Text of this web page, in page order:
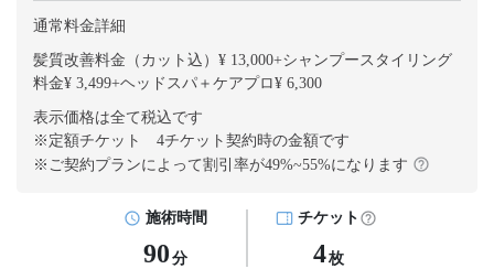
通常料金詳細
髪質改善料金（カット込）¥ 13,000+シャンプースタイリング
料金¥ 3,499+ヘッドスパ＋ケアプロ¥ 6,300
表示価格は全て税込です
※定額チケット 4チケット契約時の金額です
※ご契約プランによって割引率が49%~55%になります
施術時間
90 分
チケット
4枚